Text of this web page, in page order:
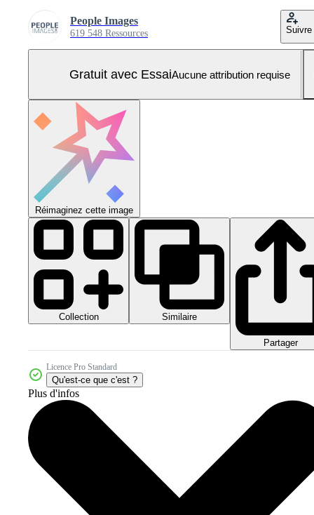
People Images
619 548 Ressources Suivre
Gratuit avec EssaiAucune attribution requise
Réimaginez cette image
Collection Similaire
Partager
Licence Pro Standard
Qu'est-ce que c'est ?
Plus d'infos